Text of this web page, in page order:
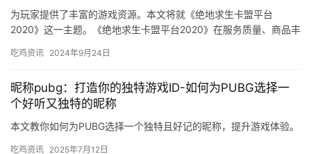
产业链揭秘
为玩家提供了丰富的游戏资源。本文将就《绝地求生卡盟平台
2020》这一主题。《绝地求生卡盟平台2020》在服务质量、商品丰
吃鸡资讯 2024年9月24日
昵称pubg：打造你的独特游戏ID-如何为PUBG选择一
个好听又独特的昵称
本文教你如何为PUBG选择一个独特且好记的昵称，提升游戏体验。
吃鸡资讯 2025年7月12日